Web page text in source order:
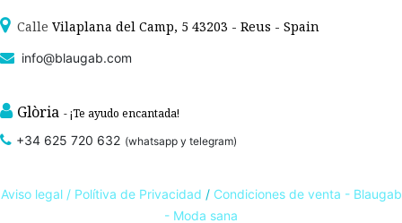
Calle Vilaplana del Camp, 5 43203 - Reus - Spain
info@blaugab.com
Glòria - ¡Te ayudo encantada!
+34 625 720 632 (whatsapp y telegram)
Aviso legal / Polítiva de Privacidad / Condiciones de venta - Blaugab
- Moda sana